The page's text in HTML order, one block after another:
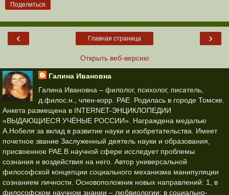
Поделиться
‹ ›
Главная страница
Открыть веб-версию
Галина Ивановна
Галина Ивановна – филолог, психолог, писатель,
д.филос.н., член-корр. РАЕ. Родилась в городе Томске.
Анкета размещена в INTERNET-ЭНЦИКЛОПЕДИИ
«ВЫДАЮЩИЕСЯ УЧЁНЫЕ РОССИИ». Награждена медалью
А.Нобеля за вклад в развитие науки и изобретательства. Имеет
почетное звание Заслуженный деятель науки и образования,
присвоенное РАЕ.В научной сфере исследует проблемы
сознания и воздействия на него. Автор универсальной
философской концепции социального механизма манипуляции
сознанием личности. Основоположник новых направлений: 1, в
философском научном знании – любвиологии; в социально-